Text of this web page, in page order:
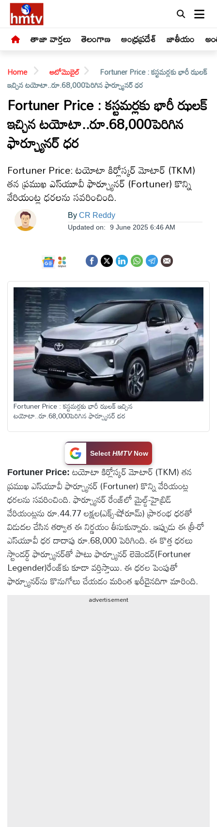
తాజా వార్తలు తెలంగాణ ఆంధ్రప్రదేశ్ జాతీయం
LIVE
తాజా
వార్తలు
తెలంగాణ
ఆంధ్రప్రదేశ్
జాతీయం
అంతర్జాతీయం
సినిమా
క్రీడలు
వ్యాపారం
లైఫ్
స్టైల్
స్పెషల్స్
కెరీర్ &
ఉద్యోగాలు
లైవ్
టీవి
వ్యవసాయం
Home ఆటోమొబైల్
Fortuner Price : కస్టమర్లకు భారీ ఝలక్
ఇచ్చిన టయోటా..రూ.68,000పెరిగిన ఫార్చ్యూనర్ ధర
Fortuner Price : కస్టమర్లకు భారీ ఝలక్
ఇచ్చిన టయోటా..రూ.68,000పెరిగిన
ఫార్చ్యూనర్ ధర
Fortuner Price: టయోటా కిర్లోస్కర్ మోటార్ (TKM)
తన ప్రముఖ ఎస్‌యూవీ ఫార్చ్యూనర్ (Fortuner) కొన్ని
వేరియంట్ల ధరలను సవరించింది.
By CR Reddy
Updated on: 9 June 2025 6:46 AM
Fortuner Price : కస్టమర్లకు భారీ ఝలక్ ఇచ్చిన
టయోటా..రూ.68,000పెరిగిన ఫార్చ్యూనర్ ధర
Select HMTVNow
Fortuner Price:టయోటా కిర్లోస్కర్ మోటార్ (TKM) తన
ప్రముఖ ఎస్‌యూవీ ఫార్చ్యూనర్ (Fortuner) కొన్ని వేరియంట్ల
ధరలను సవరించింది. ఫార్చ్యూనర్ రేంజ్‌లో మైల్డ్-హైబ్రిడ్
వేరియంట్లను రూ.44.77 లక్షల(ఎక్స్-షోరూమ్) ప్రారంభ ధరతో
విడుదల చేసిన తర్వాత ఈ నిర్ణయం తీసుకున్నారు. ఇప్పుడు ఈ త్రీ-రో
ఎస్‌యూవీ ధర దాదాపు రూ.68,000 పెరిగింది. ఈ కొత్త ధరలు
స్టాండర్డ్ ఫార్చ్యూనర్‌తో పాటు ఫార్చ్యూనర్ లెజెండర్(Fortuner
Legender)రేంజ్‌కు కూడా వర్తిస్తాయి. ఈ ధరల పెంపుతో
ఫార్చ్యూనర్‌ను కొనుగోలు చేయడం మరింత ఖరీదైనదిగా మారింది.
advertisement